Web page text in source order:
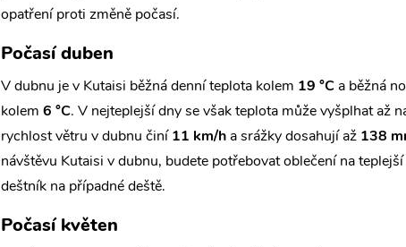
opatření proti změně počasí.
Počasí duben
V dubnu je v Kutaisi běžná denní teplota kolem 19 °C a běžná
kolem 6 °C. V nejteplejší dny se však teplota může vyšplhat až
rychlost větru v dubnu činí11 km/h a srážky dosahují až 138
návštěvu Kutaisi v dubnu, budete potřebovat oblečení na
deštník na případné deště.
Počasí květen